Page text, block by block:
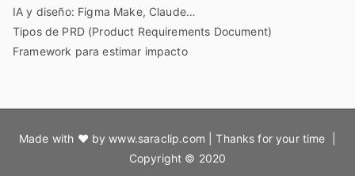
IA y diseño: Figma Make, Claude…
Tipos de PRD (Product Requirements Document)
Framework para estimar impacto
Made with ♥ by www.saraclip.com | Thanks for your time |
Copyright © 2020